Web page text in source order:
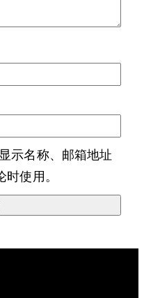
示名称、邮箱地址
使用。